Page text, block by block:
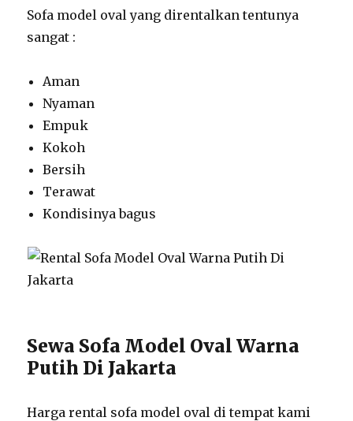
Sofa model oval yang direntalkan tentunya
sangat :
Aman
Nyaman
Empuk
Kokoh
Bersih
Terawat
Kondisinya bagus
Sewa Sofa Model Oval Warna
Putih Di Jakarta
Harga rental sofa model oval di tempat kami